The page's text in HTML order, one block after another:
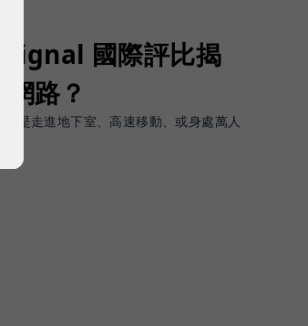
國際評比揭
路？
是走進地下室、高速移動、或身處萬人